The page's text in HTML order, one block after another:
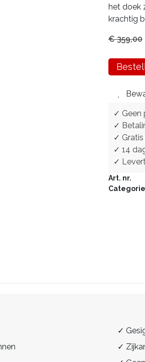
het doek
krachtig
€359,00
✓ Geen
✓
✓
✓ 14
✓
Art. nr.
✓
✓